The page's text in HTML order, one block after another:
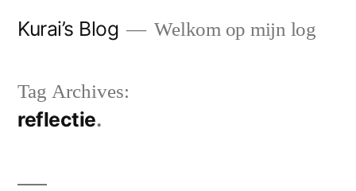
Kurai’s Blog Welkom op mijn log
Tag Archives:
reflectie